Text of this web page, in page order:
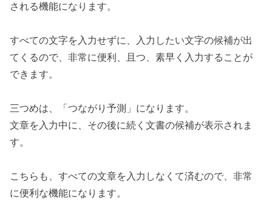
される機能になります。
すべての文字を入力せずに、入力したい文字の候補が出
てくるので、非常に便利、且つ、素早く入力することが
できます。
三つめは、「つながり予測」になります。
文章を入力中に、その後に続く文書の候補が表示されま
す。
こちらも、すべての文章を入力しなくて済むので、非常
に便利な機能になります。